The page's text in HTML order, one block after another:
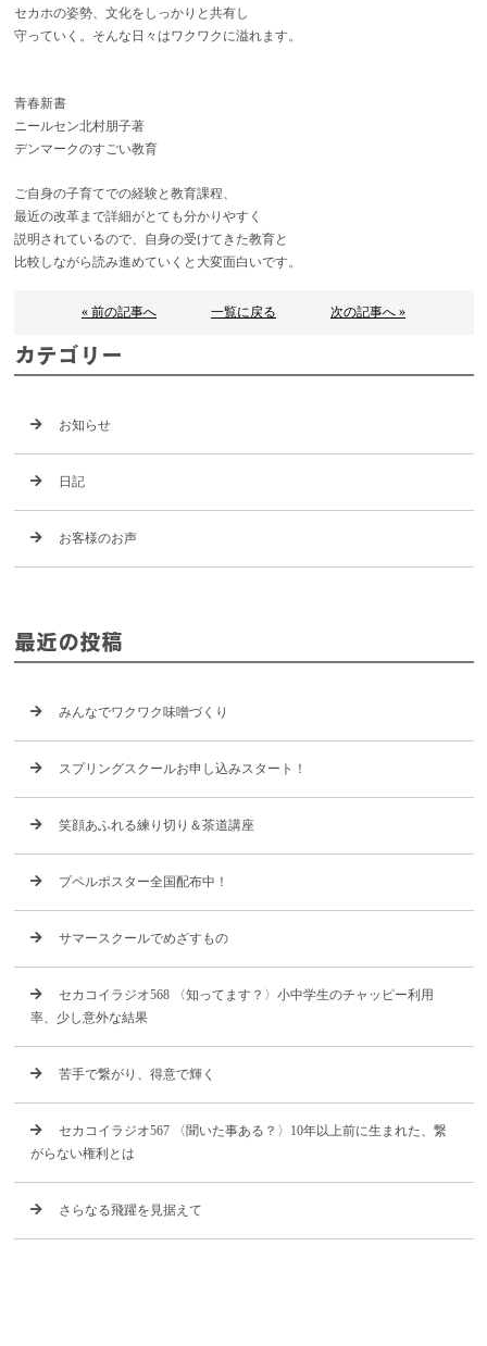
セカホの姿勢、文化をしっかりと共有し
守っていく。そんな日々はワクワクに溢れます。
青春新書
ニールセン北村朋子著
デンマークのすごい教育
ご自身の子育てでの経験と教育課程、
最近の改革まで詳細がとても分かりやすく
説明されているので、自身の受けてきた教育と
比較しながら読み進めていくと大変面白いです。
« 前の記事へ 一覧に戻る 次の記事へ »
カテゴリー
お知らせ
日記
お客様のお声
最近の投稿
みんなでワクワク味噌づくり
スプリングスクールお申し込みスタート！
笑顔あふれる練り切り＆茶道講座
プペルポスター全国配布中！
サマースクールでめざすもの
セカコイラジオ568 〈知ってます？〉小中学生のチャッピー利用
率、少し意外な結果
苦手で繋がり、得意で輝く
セカコイラジオ567 〈聞いた事ある？〉10年以上前に生まれた、繋
がらない権利とは
さらなる飛躍を見据えて